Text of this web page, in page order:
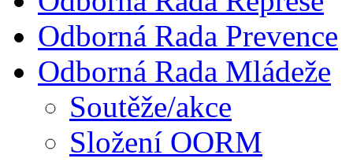
Odborná Rada Prevence
Odborná Rada Mládeže
Soutěže/akce
Složení OORM